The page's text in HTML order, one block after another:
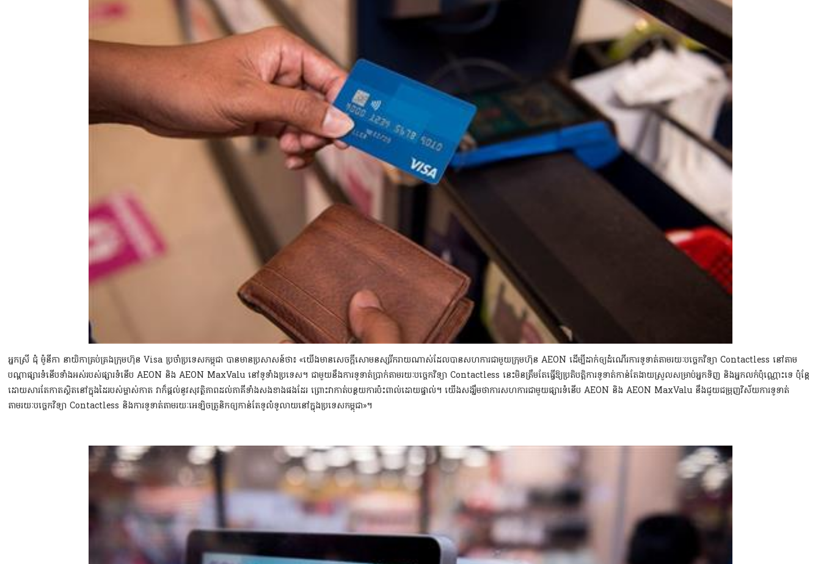
អ្នកស្រី ជុំ ម៉ូនីកា នាយិកាគ្រប់គ្រងក្រុមហ៊ុន Visa ប្រចាំប្រទេសកម្ពុជា បានមានប្រសាសន៍ថា៖ «យើងមានសេចក្តីសោមនស្សរីករាយណាស់ដែលបានសហការជាមួយក្រុមហ៊ុន AEON ដើម្បីដាក់ឲ្យដំណើរការទូទាត់តាមរយៈបច្ចេកវិទ្យា Contactless នៅតាម
បណ្តាផ្សារទំនើបទាំងអស់របស់ផ្សារទំនើប AEON និង AEON MaxValu នៅទូទាំងប្រទេស។ ជាមួយនឹងការទូទាត់ប្រាក់តាមរយៈបច្ចេកវិទ្យា Contactless នេះមិនត្រឹមតែធ្វើឱ្យប្រតិបត្តិការទូទាត់កាន់តែងាយស្រួលសម្រាប់អ្នកទិញ និងអ្នកលក់ប៉ុណ្ណោះទេ ប៉ុន្តែ
ដោយសារតែកាតស្ថិតនៅក្នុងដៃរបស់ម្ចាស់កាត វាក៏ផ្តល់នូវសុវត្ថិភាពដល់ភាគីទាំងសងខាងផងដែរ ព្រោះវាកាត់បន្ថយការប៉ះពាល់ដោយផ្ទាល់។ យើងសង្ឃឹមថាការសហការជាមួយផ្សារទំនើប AEON និង AEON MaxValu នឹងជួយជម្រុញវិស័យការទូទាត់
តាមរយៈបច្ចេកវិទ្យា Contactless និងការទូទាត់តាមរយៈអេឡិចត្រូនិកឲ្យកាន់តែទូលំទូលាយនៅក្នុងប្រទេសកម្ពុជា»។